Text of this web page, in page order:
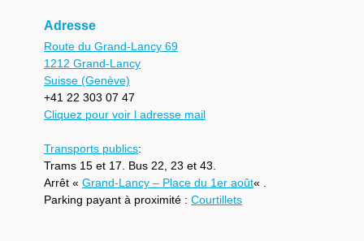
Adresse
Route du Grand-Lancy 69
1212 Grand-Lancy
Suisse (Genève)
+41 22 303 07 47
Cliquez pour voir l adresse mail
Transports publics:
Trams 15 et 17. Bus 22, 23 et 43.
Arrêt « Grand-Lancy – Place du 1er août« .
Parking payant à proximité : Courtillets